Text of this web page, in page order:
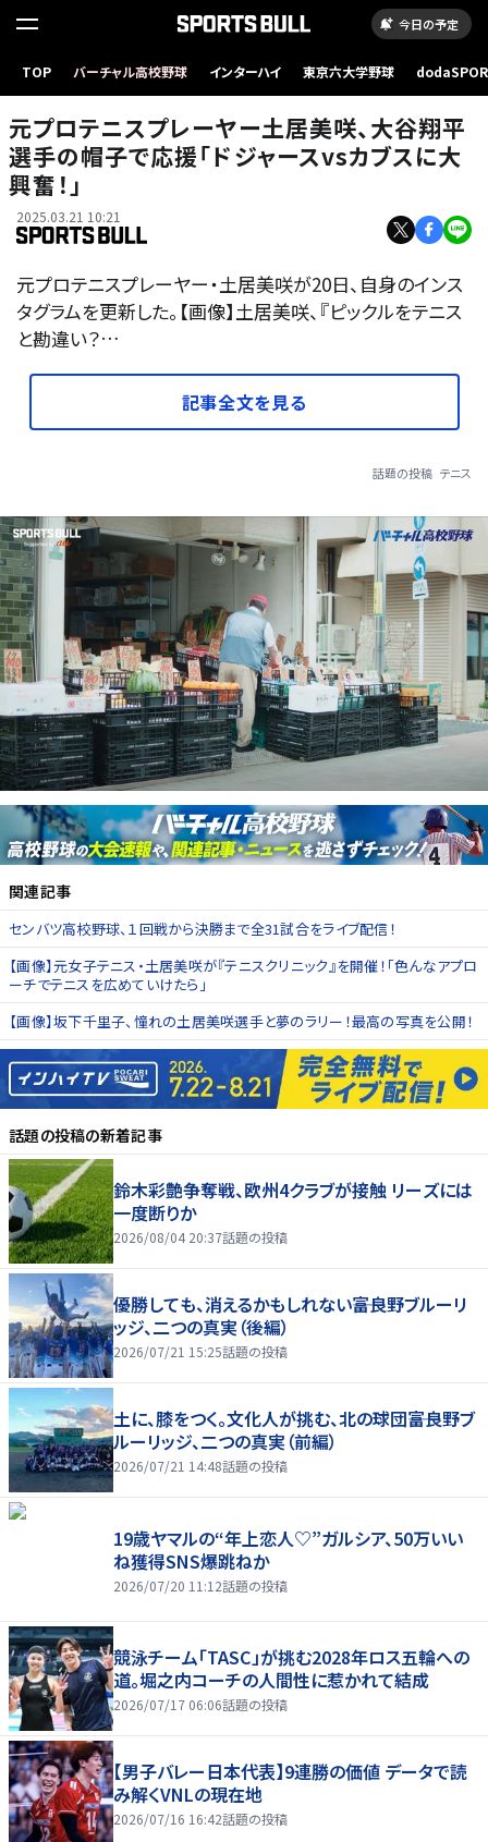
今日の予定
TOP バーチャル高校野球 インターハイ 東京六大学野球
元プロテニスプレーヤー土居美咲、大谷翔平
選手の帽子で応援「ドジャースvsカブスに大
興奮！」
2025.03.21 10:21
元プロテニスプレーヤー・土居美咲が20日、自身のインス
タグラムを更新した。【画像】土居美咲、『ピックルをテニス
と勘違い？…
記事全文を見る
話題の投稿 テニス
関連記事
センバツ高校野球、１回戦から決勝まで全31試合をライブ配信！
【画像】元女子テニス・土居美咲が『テニスクリニック』を開催！「色んなアプロ
ーチでテニスを広めていけたら」
【画像】坂下千里子、憧れの土居美咲選手と夢のラリー！最高の写真を公開！
話題の投稿の新着記事
鈴木彩艶争奪戦、欧州4クラブが接触 リーズには
一度断りか
2026/08/04 20:37話題の投稿
優勝しても、消えるかもしれない――富良野ブルーリ
ッジ、二つの真実（後編）
2026/07/21 15:25話題の投稿
土に、膝をつく。文化人が挑む、北の球団――富良野ブ
ルーリッジ、二つの真実（前編）
2026/07/21 14:48話題の投稿
19歳ヤマルの“年上恋人♡”ガルシア、50万いい
ね獲得SNS爆跳ねか
2026/07/20 11:12話題の投稿
競泳チーム「TASC」が挑む2028年ロス五輪への
道。堀之内コーチの人間性に惹かれて結成
2026/07/17 06:06話題の投稿
【男子バレー日本代表】9連勝の価値 データで読
み解くVNLの現在地
2026/07/16 16:42話題の投稿